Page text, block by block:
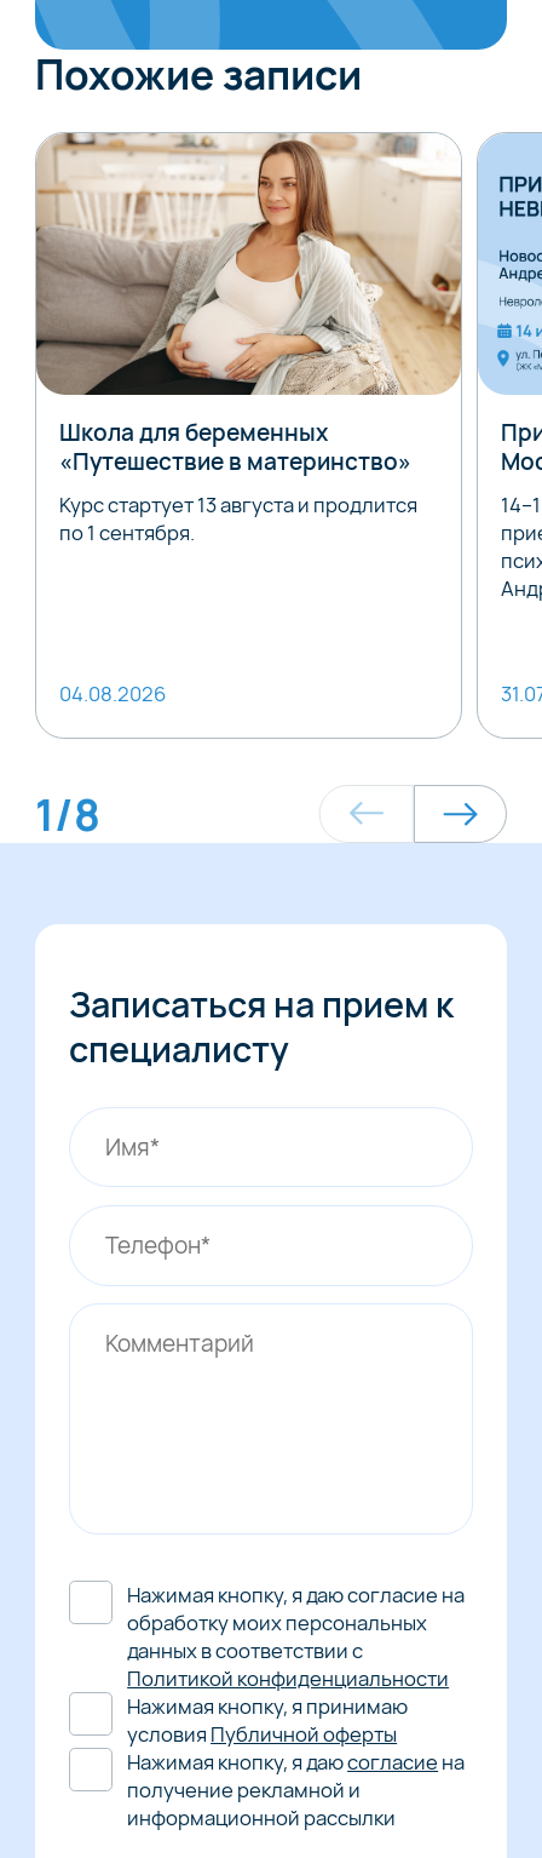
Похожие записи
Школа для беременных
«Путешествие в материнство»
Курс стартует 13 августа и продлится
по 1 сентября.
04.08.2026
1/8
Записаться на прием к
специалисту
Нажимая кнопку, я даю согласие на
обработку моих персональных
данных в соответствии с
Политикой конфиденциальности
Нажимая кнопку, я принимаю
условия Публичной оферты
Нажимая кнопку, я даюсогласие на
получение рекламной и
информационной рассылки